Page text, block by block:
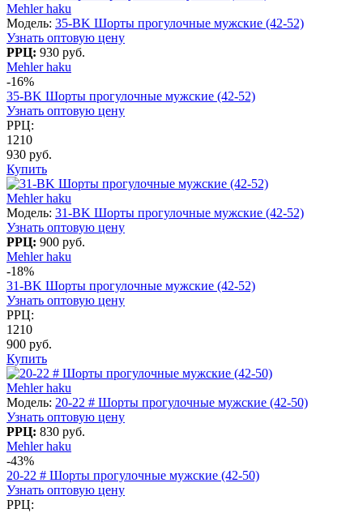
Mehler haku
Модель: 35-BK Шорты прогулочные мужские (42-52)
Узнать оптовую цену
РРЦ: 930 руб.
Mehler haku
-16%
35-BK Шорты прогулочные мужские (42-52)
Узнать оптовую цену
РРЦ:
1210
930 руб.
Купить
Mehler haku
Модель: 31-BK Шорты прогулочные мужские (42-52)
Узнать оптовую цену
РРЦ: 900 руб.
Mehler haku
-18%
31-BK Шорты прогулочные мужские (42-52)
Узнать оптовую цену
РРЦ:
1210
900 руб.
Купить
Mehler haku
Модель: 20-22 # Шорты прогулочные мужские (42-50)
Узнать оптовую цену
РРЦ: 830 руб.
Mehler haku
-43%
20-22 # Шорты прогулочные мужские (42-50)
Узнать оптовую цену
РРЦ: